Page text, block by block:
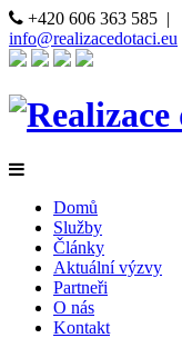
+420 606 363 585 |
info@realizacedotaci.eu
Domů
Služby
Články
Aktuální výzvy
Partneři
O nás
Kontakt